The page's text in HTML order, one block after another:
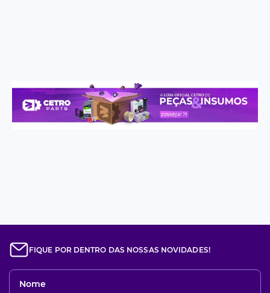
FIQUE POR DENTRO DAS NOSSAS NOVIDADES!